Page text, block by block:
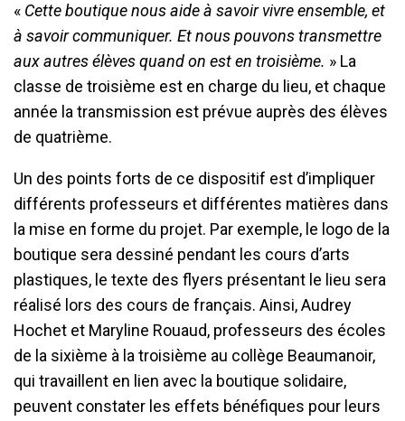
« Cette boutique nous aide à savoir vivre ensemble, et
à savoir communiquer. Et nous pouvons transmettre
aux autres élèves quand on est en troisième. » La
classe de troisième est en charge du lieu, et chaque
année la transmission est prévue auprès des élèves
de quatrième.
Un des points forts de ce dispositif est d’impliquer
différents professeurs et différentes matières dans
la mise en forme du projet. Par exemple, le logo de la
boutique sera dessiné pendant les cours d’arts
plastiques, le texte des flyers présentant le lieu sera
réalisé lors des cours de français. Ainsi, Audrey
Hochet et Maryline Rouaud, professeurs des écoles
de la sixième à la troisième au collège Beaumanoir,
qui travaillent en lien avec la boutique solidaire,
peuvent constater les effets bénéfiques pour leurs